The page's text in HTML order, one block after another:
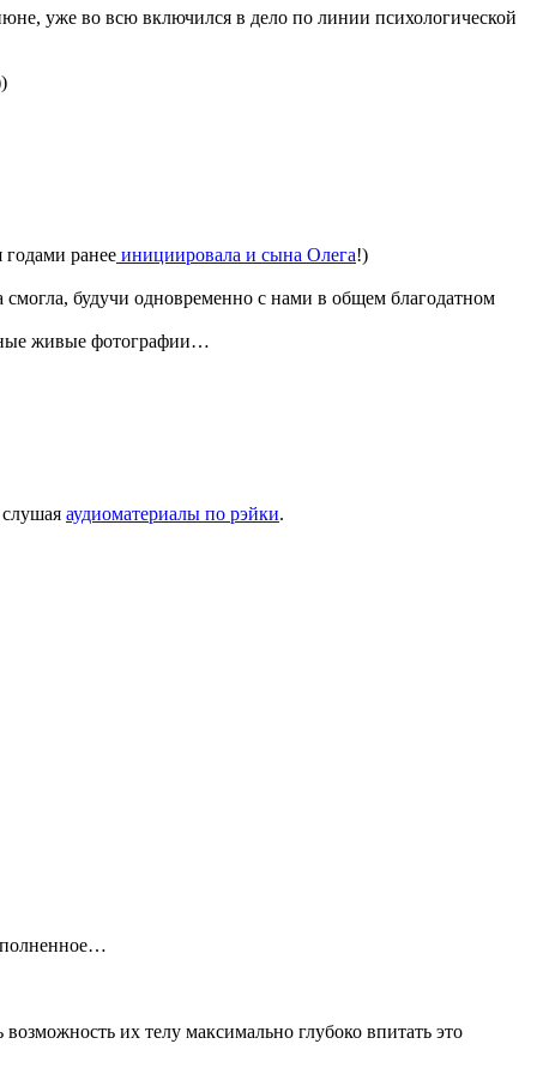
уже во всю включился в дело по линии психологической
ранее инициировала и сына Олега!)
будучи одновременно с нами в общем благодатном
живые фотографии…
аудиоматериалы по рэйки.
их телу максимально глубоко впитать это